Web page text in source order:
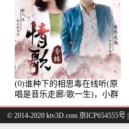
(0)谁种下的相思毒在线听(原
唱是音乐走廊/歌一生)，小群
演唱点播:8975次
© 2014-2020 ktv3D.com 京ICP654555号 |